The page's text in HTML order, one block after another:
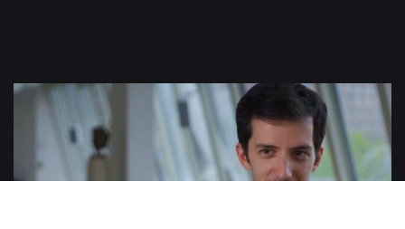
Solo-Cellist der Berliner Philharmoniker, Bruno Delepelaire, erinnert
sich an seine Zeit in der Karajan-Akademie zurück.